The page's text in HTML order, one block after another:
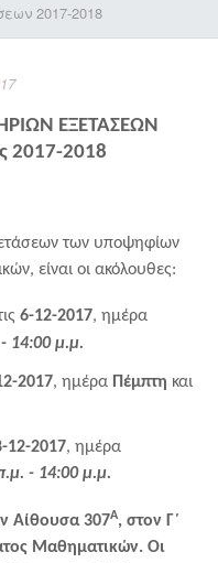
2017-2018
ΕΞΕΤΑΣΕΩΝ
2017-2018
των υποψηφίων
είναι οι ακόλουθες:
6-12-2017, ημέρα
14:00 μ.μ.
2017, ημέρα Πέμπτη και
12-2017, ημέρα
- 14:00 μ.μ.
Αίθουσα 307Α, στον Γ΄
Μαθηματικών. Οι